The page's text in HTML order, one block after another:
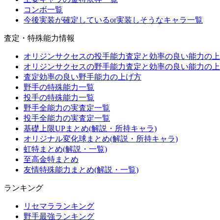
コンボ一覧
今後実装が確定しているor実装しそうなキャラ一覧
査定・特殊能力情報
オリジンサクセスの投手能力査定と効率の良い能力の
オリジンサクセスの野手能力査定と効率の良い能力の
査定効率の良い野手能力の上げ方
野手の特殊能力一覧
投手の特殊能力一覧
野手全能力の実査定一覧
投手全能力の実査定一覧
基礎上限UPまとめ(解説・所持キャラ)
オリジナル変化球まとめ(解説・所持キャラ)
虹特まとめ(解説・一覧)
至高金特まとめ
友情特殊能力まとめ(解説・一覧)
ランキング
リセマラランキング
野手最強ランキング